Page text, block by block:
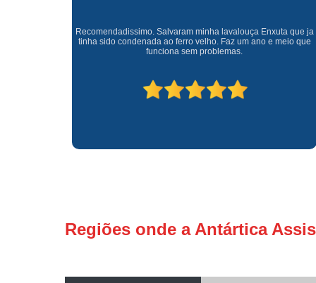
Uma empresa á 41 anos no mercado que sempre valoriza o
cliente ótimo atendimento com garantia de todos o serviços.
Regiões onde a Antártica